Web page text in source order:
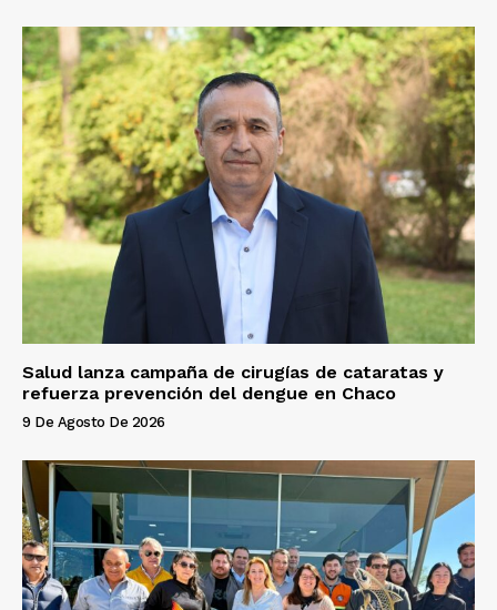
Salud lanza campaña de cirugías de cataratas y
refuerza prevención del dengue en Chaco
9 De Agosto De 2026